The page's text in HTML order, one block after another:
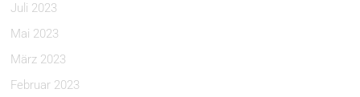
Juli 2023
Mai 2023
März 2023
Februar 2023